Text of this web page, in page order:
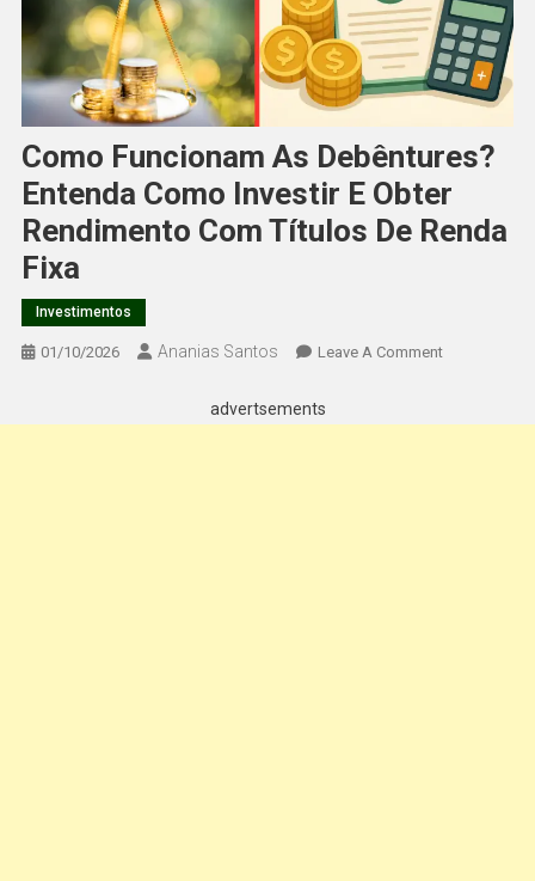
Como Funcionam As Debêntures?
Entenda Como Investir E Obter
Rendimento Com Títulos De Renda
Fixa
Investimentos
01/10/2026 Ananias Santos Leave A CommentOn
advertsements